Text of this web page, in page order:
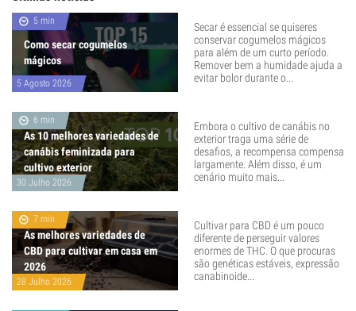
5 min
Como secar cogumelos
mágicos
5 Agosto 2026
Secar é essencial se quiseres
conservar cogumelos mágicos
para além de um curto período.
Remover bem a humidade ajuda a
evitar bolor durante o...
6 min
As 10 melhores variedades de
canábis feminizada para
cultivo exterior
30 Julho 2026
Embora o cultivo de canábis no
exterior traga uma série de
desafios, a recompensa compensa
largamente. Além disso, é um
cenário muito mais...
7 min
As melhores variedades de
CBD para cultivar em casa em
2026
28 Julho 2026
Cultivar para CBD é um pouco
diferente de perseguir valores
enormes de THC. O que procuras
são genéticas estáveis, expressão
canabinoide...